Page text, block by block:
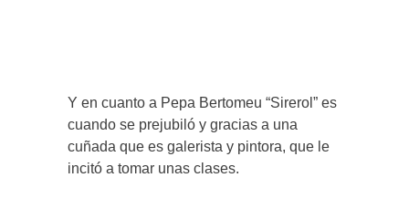
Y en cuanto a Pepa Bertomeu “Sirerol” es
cuando se prejubiló y gracias a una
cuñada que es galerista y pintora, que le
incitó a tomar unas clases.